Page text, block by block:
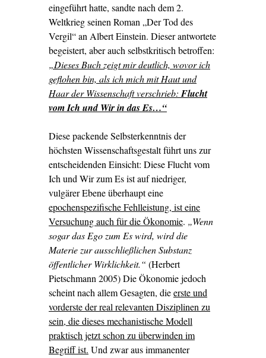
eingeführt hatte, sandte nach dem 2.
Weltkrieg seinen Roman „Der Tod des
Vergil“ an Albert Einstein. Dieser antwortete
begeistert, aber auch selbstkritisch betroffen:
„Dieses Buch zeigt mir deutlich, wovor ich
geflohen bin, als ich mich mit Haut und
Haar der Wissenschaft verschrieb: Flucht
vom Ich und Wir in das Es…“
Diese packende Selbsterkenntnis der
höchsten Wissenschaftsgestalt führt uns zur
entscheidenden Einsicht: Diese Flucht vom
Ich und Wir zum Es ist auf niedriger,
vulgärer Ebene überhaupt eine
epochenspezifische Fehlleistung, ist eine
Versuchung auch für die Ökonomie. „Wenn
sogar das Ego zum Es wird, wird die
Materie zur ausschließlichen Substanz
öffentlicher Wirklichkeit.“ (Herbert
Pietschmann 2005) Die Ökonomie jedoch
scheint nach allem Gesagten, dieerste und
vorderste der real relevanten Disziplinen zu
sein, die dieses mechanistische Modell
praktisch jetzt schon zu überwinden im
Begriff ist. Und zwar aus immanenter